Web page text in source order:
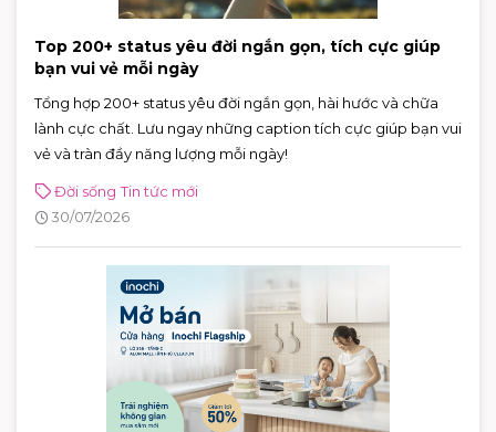
Top 200+ status yêu đời ngắn gọn, tích cực giúp
bạn vui vẻ mỗi ngày
Tổng hợp 200+ status yêu đời ngắn gọn, hài hước và chữa
lành cực chất. Lưu ngay những caption tích cực giúp bạn vui
vẻ và tràn đầy năng lượng mỗi ngày!
Đời sống Tin tức mới
30/07/2026